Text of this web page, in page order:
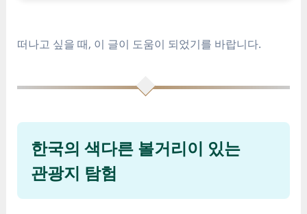
떠나고 싶을 때, 이 글이 도움이 되었기를 바랍니다.
한국의 색다른 볼거리이 있는
관광지 탐험